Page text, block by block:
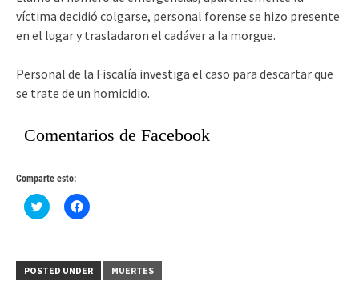
víctima decidió colgarse, personal forense se hizo presente
en el lugar y trasladaron el cadáver a la morgue.
Personal de la Fiscalía investiga el caso para descartar que
se trate de un homicidio.
Comentarios de Facebook
Comparte esto:
Haz
clic
(Se
abre
Haz
clic
(Se
abre
POSTED UNDER MUERTES